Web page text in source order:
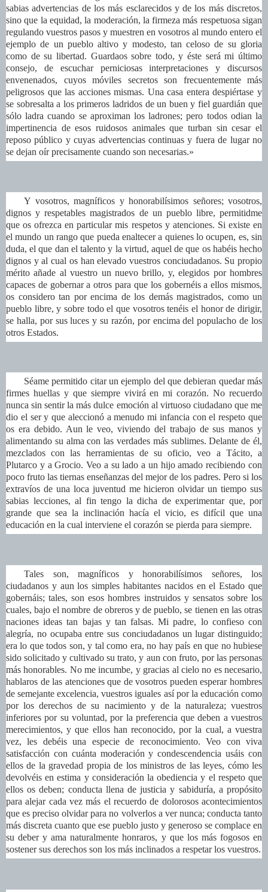
sabias advertencias de los más esclarecidos y de los más discretos,
sino que la equidad, la moderación, la firmeza más respetuosa sigan
regulando vuestros pasos y muestren en vosotros al mundo entero el
ejemplo de un pueblo altivo y modesto, tan celoso de su gloria
como de su libertad. Guardaos sobre todo, y éste será mi último
consejo, de escuchar perniciosas interpretaciones y discursos
envenenados, cuyos móviles secretos son frecuentemente más
peligrosos que las acciones mismas. Una casa entera despiértase y
se sobresalta a los primeros ladridos de un buen y fiel guardián que
sólo ladra cuando se aproximan los ladrones; pero todos odian la
impertinencia de esos ruidosos animales que turban sin cesar el
reposo público y cuyas advertencias continuas y fuera de lugar no
se dejan oír precisamente cuando son necesarias.»
Y vosotros, magníficos y honorabilísimos señores; vosotros,
dignos y respetables magistrados de un pueblo libre, permitidme
que os ofrezca en particular mis respetos y atenciones. Si existe en
el mundo un rango que pueda enaltecer a quienes lo ocupen, es, sin
duda, el que dan el talento y la virtud, aquel de que os habéis hecho
dignos y al cual os han elevado vuestros conciudadanos. Su propio
mérito añade al vuestro un nuevo brillo, y, elegidos por hombres
capaces de gobernar a otros para que los gobernéis a ellos mismos,
os considero tan por encima de los demás magistrados, como un
pueblo libre, y sobre todo el que vosotros tenéis el honor de dirigir,
se halla, por sus luces y su razón, por encima del populacho de los
otros Estados.
Séame permitido citar un ejemplo del que debieran quedar más
firmes huellas y que siempre vivirá en mi corazón. No recuerdo
nunca sin sentir la más dulce emoción al virtuoso ciudadano que me
dio el ser y que aleccionó a menudo mi infancia con el respeto que
os era debido. Aun le veo, viviendo del trabajo de sus manos y
alimentando su alma con las verdades más sublimes. Delante de él,
mezclados con las herramientas de su oficio, veo a Tácito, a
Plutarco y a Grocio. Veo a su lado a un hijo amado recibiendo con
poco fruto las tiernas enseñanzas del mejor de los padres. Pero si los
extravíos de una loca juventud me hicieron olvidar un tiempo sus
sabias lecciones, al fin tengo la dicha de experimentar que, por
grande que sea la inclinación hacía el vicio, es difícil que una
educación en la cual interviene el corazón se pierda para siempre.
Tales son, magníficos y honorabilísimos señores, los
ciudadanos y aun los simples habitantes nacidos en el Estado que
gobernáis; tales, son esos hombres instruidos y sensatos sobre los
cuales, bajo el nombre de obreros y de pueblo, se tienen en las otras
naciones ideas tan bajas y tan falsas. Mi padre, lo confieso con
alegría, no ocupaba entre sus conciudadanos un lugar distinguido;
era lo que todos son, y tal como era, no hay país en que no hubiese
sido solicitado y cultivado su trato, y aun con fruto, por las personas
más honorables. No me incumbe, y gracias al cielo no es necesario,
hablaros de las atenciones que de vosotros pueden esperar hombres
de semejante excelencia, vuestros iguales así por la educación como
por los derechos de su nacimiento y de la naturaleza; vuestros
inferiores por su voluntad, por la preferencia que deben a vuestros
merecimientos, y que ellos han reconocido, por la cual, a vuestra
vez, les debéis una especie de reconocimiento. Veo con viva
satisfacción con cuánta moderación y condescendencia usáis con
ellos de la gravedad propia de los ministros de las leyes, cómo les
devolvéis en estima y consideración la obediencia y el respeto que
ellos os deben; conducta llena de justicia y sabiduría, a propósito
para alejar cada vez más el recuerdo de dolorosos acontecimientos
que es preciso olvidar para no volverlos a ver nunca; conducta tanto
más discreta cuanto que ese pueblo justo y generoso se complace en
su deber y ama naturalmente honraros, y que los más fogosos en
sostener sus derechos son los más inclinados a respetar los vuestros.